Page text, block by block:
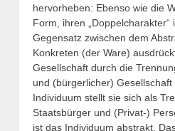
hervorheben: Ebenso wie die
Form, ihren
Gegensatz zwischen dem
Konkreten (der Ware)
Gesellschaft durch die
und (bürgerlicher)
Individuum stellt sie sich als
Staatsbürger und (Privat-)
ist das Individuum abstrakt.